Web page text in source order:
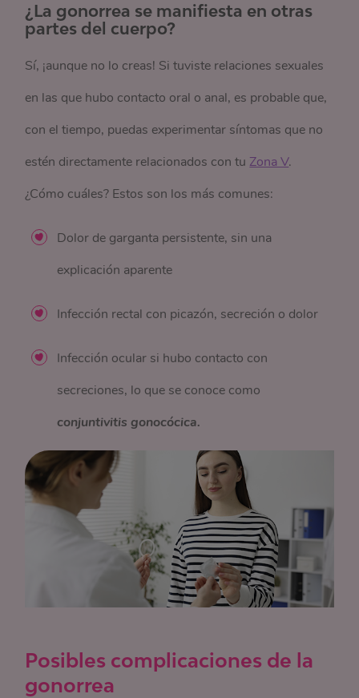
¿La gonorrea se manifiesta en otras
partes del cuerpo?
Sí, ¡aunque no lo creas! Si tuviste relaciones sexuales
en las que hubo contacto oral o anal, es probable que,
con el tiempo, puedas experimentar síntomas que no
estén directamente relacionados con tu Zona V.
¿Cómo cuáles? Estos son los más comunes:
Dolor de garganta persistente, sin una
explicación aparente
Infección rectal con picazón, secreción o dolor
Infección ocular si hubo contacto con
secreciones, lo que se conoce como
conjuntivitis gonocócica.
Posibles complicaciones de la
gonorrea